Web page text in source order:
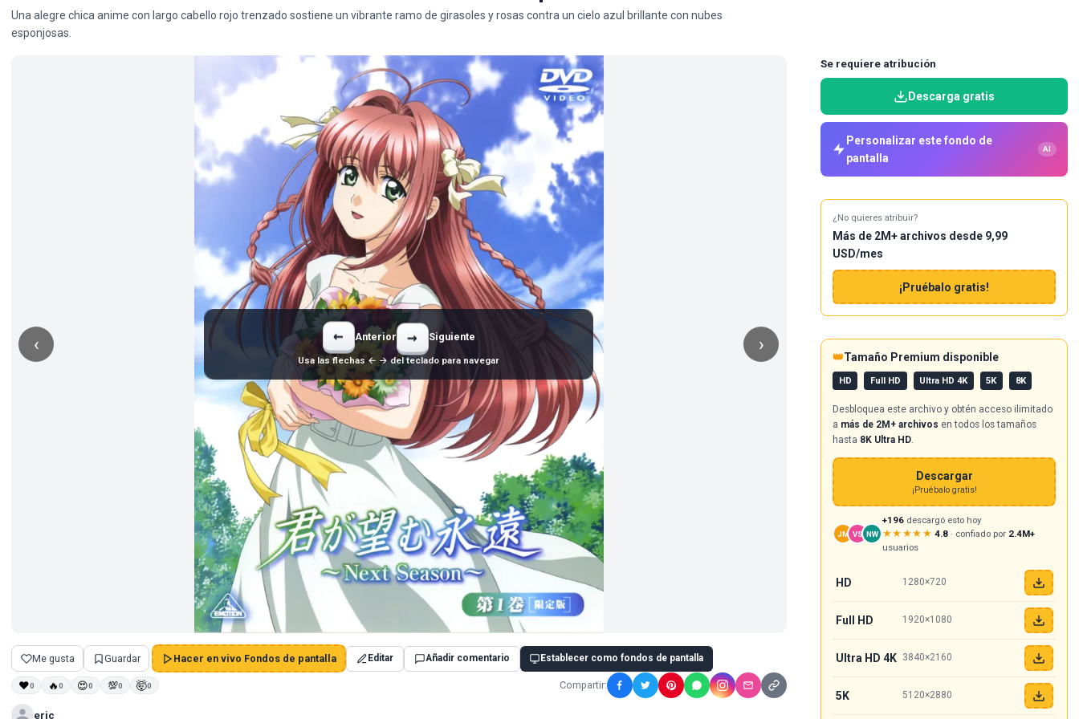
Una alegre chica anime con largo cabello rojo trenzado sostiene un vibrante ramo de girasoles y rosas contra un cielo azul brillante con nubes
esponjosas.
‹ ›
← Anterior → Siguiente
Usa las flechas ← → del teclado para navegar
Me gusta Guardar Hacer en vivo Fondos de pantalla Editar Añadir comentario Establecer como fondos de pantalla
❤0 🔥0 😍0 💯0 🤯0 Compartir:
eric
Se requiere atribución
Descarga gratis
Personalizar este fondo de
pantalla
AI
¿No quieres atribuir?
Más de 2M+ archivos desde 9,99
USD/mes
¡Pruébalo gratis!
👑Tamaño Premium disponible
HD Full HD Ultra HD 4K 5K 8K
Desbloquea este archivo y obtén acceso ilimitado
a más de 2M+ archivos en todos los tamaños
hasta 8K Ultra HD.
Descargar
¡Pruébalo gratis!
JM VS NW
+196 descargó esto hoy
★★★★★ 4.8 · confiado por 2.4M+
usuarios
HD 1280×720
Full HD 1920×1080
Ultra HD 4K 3840×2160
5K 5120×2880